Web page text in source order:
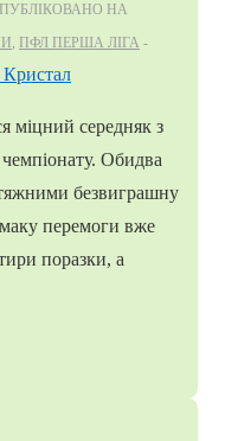
НА
, ПФЛ ПЕРША ЛІГА
міцний середняк з
Обидва
безвиграшну
перемоги вже
поразки, а